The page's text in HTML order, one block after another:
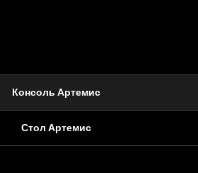
Консоль Артемис
Стол Артемис